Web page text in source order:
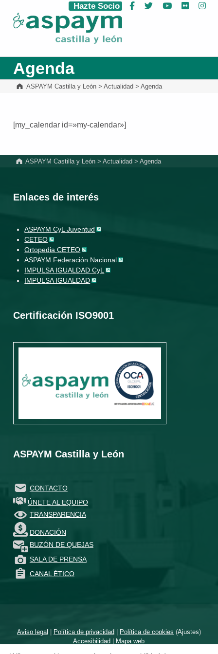
ASPAYM Castilla y León
Hazte Socio Facebook
Twitter YouTube
Flickr
Agenda
ASPAYM Castilla y León> Actualidad > Agenda
[my_calendar id=»my-calendar»]
ASPAYM Castilla y León >Actualidad >Agenda
Enlaces de interés
ASPAYM CyL Juventud
CETEO
Ortopedia CETEO
ASPAYM Federación Nacional
IMPULSA IGUALDAD CyL
IMPULSA IGUALDAD
Certificación ISO9001
ASPAYM Castilla y León
CONTACTO
ÚNETE AL EQUIPO
TRANSPARENCIA
DONACIÓN
BUZÓN DE QUEJAS
SALA DE PRENSA
CANAL ÉTICO
Aviso legal | Política de privacidad| Política de cookies (Ajustes)
Accesibilidad | Mapa web